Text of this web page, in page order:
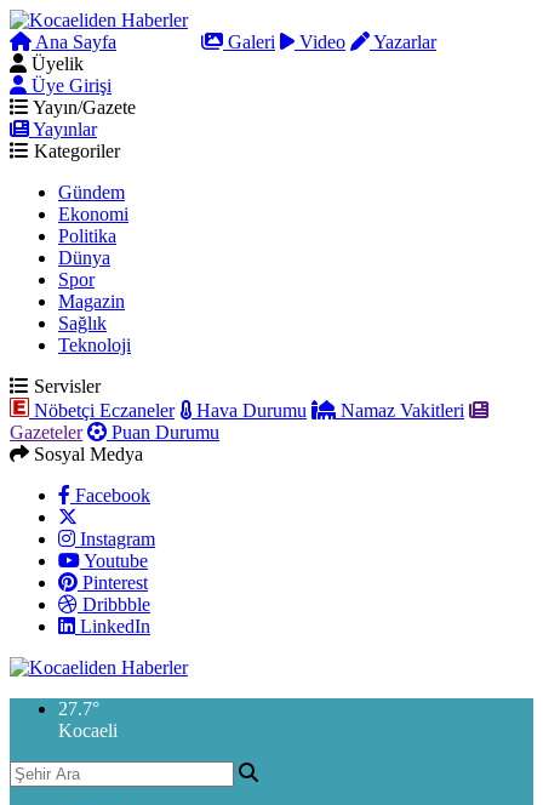
Ana Sayfa Galeri Video
Yazarlar
Üyelik
Üye Girişi
Yayın/Gazete
Yayınlar
Kategoriler
Gündem
Ekonomi
Politika
Dünya
Spor
Magazin
Sağlık
Teknoloji
Servisler
Nöbetçi Eczaneler
Hava Durumu
Namaz Vakitleri
Gazeteler
Puan Durumu
Sosyal Medya
Facebook
Instagram
Youtube
Pinterest
Dribbble
LinkedIn
27.7°
Kocaeli